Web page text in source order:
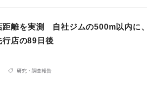
離を実測 自社ジムの500m以内に
店の89日後
研究・調査報告